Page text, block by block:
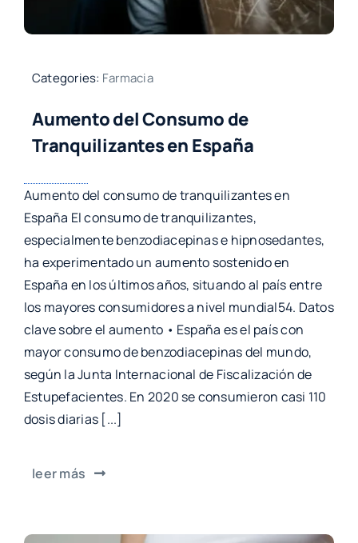
Categories: Farmacia
Aumento del Consumo de
Tranquilizantes en España
Aumento del consumo de tranquilizantes en
España El consumo de tranquilizantes,
especialmente benzodiacepinas e hipnosedantes,
ha experimentado un aumento sostenido en
España en los últimos años, situando al país entre
los mayores consumidores a nivel mundial54. Datos
clave sobre el aumento • España es el país con
mayor consumo de benzodiacepinas del mundo,
según la Junta Internacional de Fiscalización de
Estupefacientes. En 2020 se consumieron casi 110
dosis diarias [...]
leer más